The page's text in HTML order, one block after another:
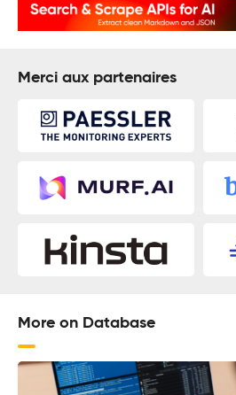
Merci aux partenaires
More on Database